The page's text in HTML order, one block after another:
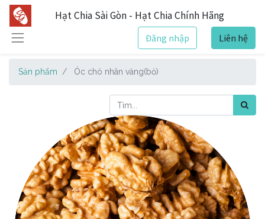
Hạt Chia Sài Gòn - Hạt Chia Chính Hãng
Đăng nhập Liên hệ
Sản phẩm Óc chó nhân vàng(bỏ)